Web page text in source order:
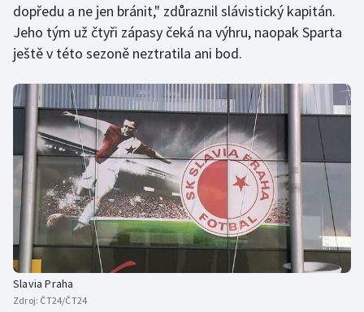
Parasport
Plavání
Plážový volejbal
Ragby
Rychlobruslení
Rychlostní kanoistika
Short track
Sportovní střelba
dopředu a ne jen bránit," zdůraznil slávistický kapitán.
Jeho tým už čtyři zápasy čeká na výhru, naopak Sparta
ještě v této sezoně neztratila ani bod.
Slavia Praha
Zdroj: ČT24/ČT24